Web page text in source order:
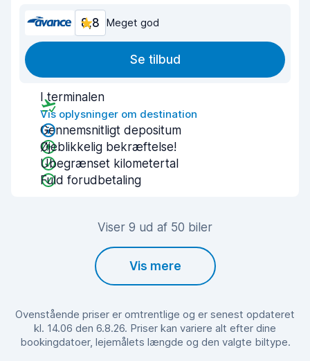
8,8 Meget god
Se tilbud
I terminalen
Vis oplysninger om destination
Gennemsnitligt depositum
Øjeblikkelig bekræftelse!
Ubegrænset kilometertal
Fuld forudbetaling
Viser 9 ud af 50 biler
Vis mere
Ovenstående priser er omtrentlige og er senest opdateret
kl. 14.06 den 6.8.26. Priser kan variere alt efter dine
bookingdatoer, lejemålets længde og den valgte biltype.